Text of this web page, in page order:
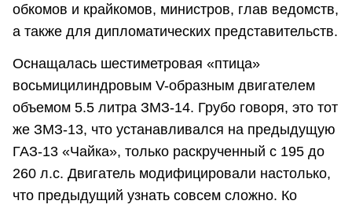
обкомов и крайкомов, министров, глав ведомств,
а также для дипломатических представительств.
Оснащалась шестиметровая «птица»
восьмицилиндровым V-образным двигателем
объемом 5.5 литра ЗМЗ-14. Грубо говоря, это тот
же ЗМЗ-13, что устанавливался на предыдущую
ГАЗ-13 «Чайка», только раскрученный с 195 до
260 л.с. Двигатель модифицировали настолько,
что предыдущий узнать совсем сложно. Ко